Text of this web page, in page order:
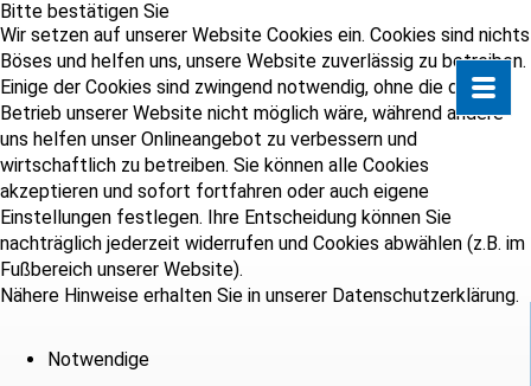
Bitte bestätigen Sie
Wir setzen auf unserer Website Cookies ein. Cookies sind nichts
Böses und helfen uns, unsere Website zuverlässig zu betreiben.
Einige der Cookies sind zwingend notwendig, ohne die der
Betrieb unserer Website nicht möglich wäre, während andere
uns helfen unser Onlineangebot zu verbessern und
wirtschaftlich zu betreiben. Sie können alle Cookies
akzeptieren und sofort fortfahren oder auch eigene
Einstellungen festlegen. Ihre Entscheidung können Sie
nachträglich jederzeit widerrufen und Cookies abwählen (z.B. im
Fußbereich unserer Website).
Nähere Hinweise erhalten Sie in unserer Datenschutzerklärung.
Notwendige